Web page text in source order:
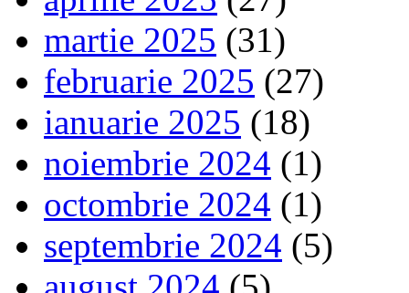
martie 2025 (31)
februarie 2025 (27)
ianuarie 2025 (18)
noiembrie 2024 (1)
octombrie 2024 (1)
septembrie 2024 (5)